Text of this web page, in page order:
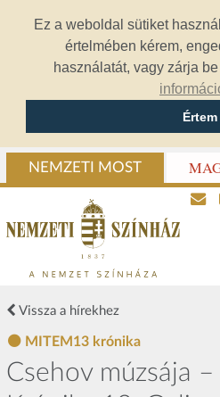
Ez a weboldal sütiket
értelmében kérem,
használatát, vagy zárja
Értem
NEMZETI MOST
Vissza a hírekhez
MITEM13 krónika
Csehov múzsája